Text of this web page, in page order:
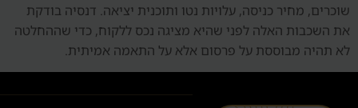
שוכרים, מחיר כניסה, עלויות נטו ותוכנית יציאה. דנסיה בודקת
את השכבות האלה לפני שהיא מציגה נכס ללקוח, כדי שההחלטה
לא תהיה מבוססת על פרסום אלא על התאמה אמיתית.